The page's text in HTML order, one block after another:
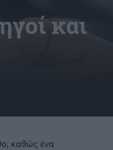
και
καθώς ένα